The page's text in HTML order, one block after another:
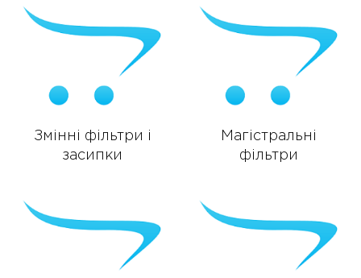
Змінні фільтри і
засипки
Магістральні
фільтри